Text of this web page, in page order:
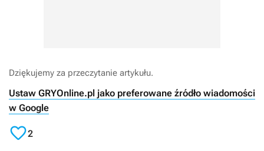
Dziękujemy za przeczytanie artykułu.
Ustaw GRYOnline.pl jako preferowane źródło wiadomości
w Google
2